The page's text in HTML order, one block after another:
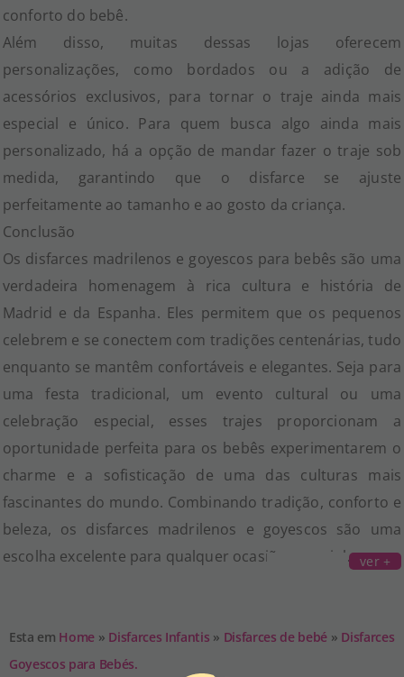
conforto do bebê.
Além disso, muitas dessas lojas oferecem
personalizações, como bordados ou a adição de
acessórios exclusivos, para tornar o traje ainda mais
especial e único. Para quem busca algo ainda mais
personalizado, há a opção de mandar fazer o traje sob
medida, garantindo que o disfarce se ajuste
perfeitamente ao tamanho e ao gosto da criança.
Conclusão
Os disfarces madrilenos e goyescos para bebês são uma
verdadeira homenagem à rica cultura e história de
Madrid e da Espanha. Eles permitem que os pequenos
celebrem e se conectem com tradições centenárias, tudo
enquanto se mantêm confortáveis e elegantes. Seja para
uma festa tradicional, um evento cultural ou uma
celebração especial, esses trajes proporcionam a
oportunidade perfeita para os bebês experimentarem o
charme e a sofisticação de uma das culturas mais
fascinantes do mundo. Combinando tradição, conforto e
beleza, os disfarces madrilenos e goyescos são uma
escolha excelente para qualquer ocasião especial. ver +
Esta em Home » Disfarces Infantis » Disfarces de bebé » Disfarces
Goyescos para Bebés.